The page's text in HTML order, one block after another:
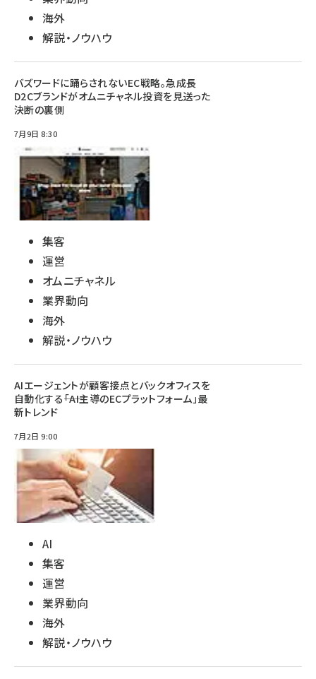
海外
解説・ノウハウ
バズワードに踊らされないEC戦略。急成長
D2Cブランドがオムニチャネル投資を見送った
決断の裏側
7月9日 8:30
集客
運営
オムニチャネル
業界動向
海外
解説・ノウハウ
AIエージェントが顧客接点とバックオフィスを
自動化する――「AI主導のECプラットフォーム」最
新トレンド
7月2日 9:00
AI
集客
運営
業界動向
海外
解説・ノウハウ